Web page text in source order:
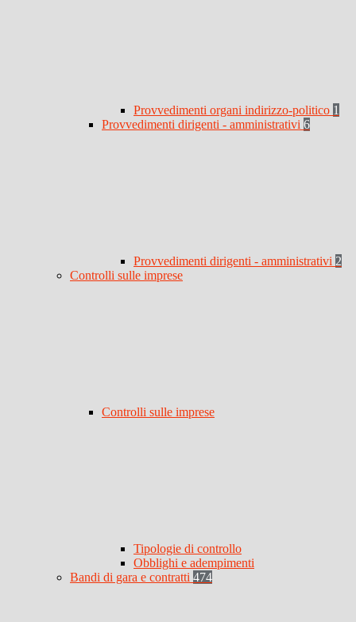
Provvedimenti organi indirizzo-politico 1
Provvedimenti dirigenti - amministrativi 6
Provvedimenti dirigenti - amministrativi 2
Controlli sulle imprese
Controlli sulle imprese
Tipologie di controllo
Obblighi e adempimenti
Bandi di gara e contratti 474